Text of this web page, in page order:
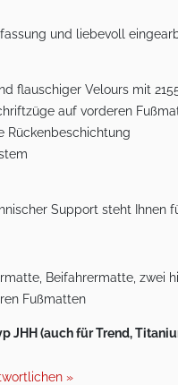
und liebevoll
flauschiger Velours mit
auf vorderen
Rückenbeschichtung
Support steht Ihnen
Beifahrermatte, zwei
Fußmatten
JHH (auch für Trend,
»